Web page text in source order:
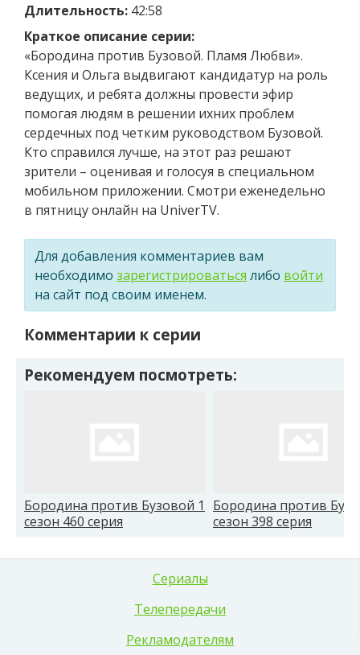
Длительность: 42:58
Краткое описание серии:
«Бородина против Бузовой. Пламя Любви».
Ксения и Ольга выдвигают кандидатур на роль
ведущих, и ребята должны провести эфир
помогая людям в решении ихних проблем
сердечных под четким руководством Бузовой.
Кто справился лучше, на этот раз решают
зрители – оценивая и голосуя в специальном
мобильном приложении. Смотри еженедельно
в пятницу онлайн на UniverTV.
Для добавления комментариев вам
необходимо зарегистрироваться либо войти
на сайт под своим именем.
Комментарии к серии
Рекомендуем посмотреть:
Бородина против Бузовой 1
сезон 460 серия
Бородина против
сезон 398 серия
Сериалы
Телепередачи
Рекламодателям